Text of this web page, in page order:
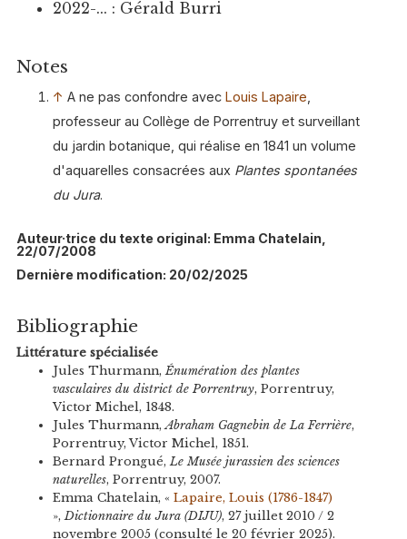
2022-... : Gérald Burri
Notes
↑ A ne pas confondre avec Louis Lapaire
professeur au Collège de Porrentruy et surveillant
du jardin botanique, qui réalise en 1841 un volume
d'aquarelles consacrées aux Plantes spontanées
du Jura.
Auteur·trice du texte original: Emma Chatelain,
22/07/2008
Dernière modification: 20/02/2025
Bibliographie
Littérature spécialisée
Jules Thurmann,Énumération des plantes
vasculaires du district de Porrentruy, Porrentruy,
Victor Michel, 1848.
Jules Thurmann,Abraham Gagnebin de La Ferrière,
Porrentruy, Victor Michel, 1851.
Bernard Prongué,Le Musée jurassien des sciences
naturelles, Porrentruy, 2007.
Emma Chatelain, « Lapaire, Louis (1786-1847)
»,Dictionnaire du Jura (DIJU), 27 juillet 2010 / 2
novembre 2005 (consulté le 20 février 2025).